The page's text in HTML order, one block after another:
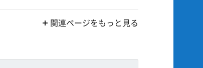
関連ページをもっと見る